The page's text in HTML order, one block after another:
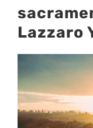
Lazzaro
Ver
imagen
más
grande